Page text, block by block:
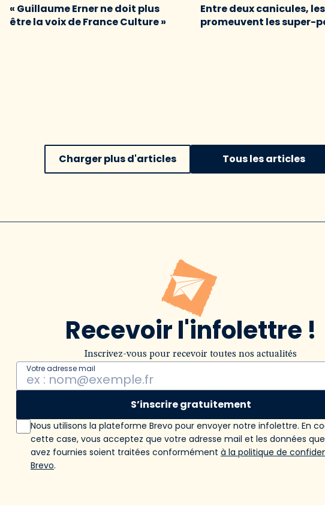
« Guillaume Erner ne doit plus
être la voix de France Culture »
Entre deux canicules,
promeuvent les super-
Charger plus d'articles Tous les articles
Recevoir l'infolettre !
Inscrivez-vous pour recevoir toutes nos actualités
Votre adresse mail
S’inscrire gratuitement
Nous utilisons la plateforme Brevo pour envoyer notre infolettre. En
cette case, vous acceptez que votre adresse mail et les données
avez fournies soient traitées conformément à la politique de
Brevo.